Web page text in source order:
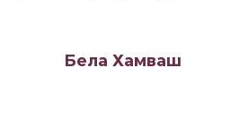
Бела Хамваш